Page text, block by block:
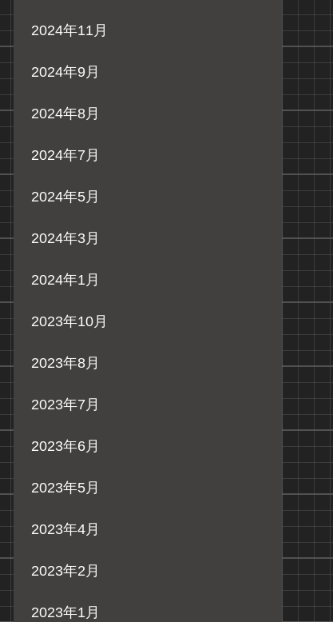
2024年11月
2024年9月
2024年8月
2024年7月
2024年5月
2024年3月
2024年1月
2023年10月
2023年8月
2023年7月
2023年6月
2023年5月
2023年4月
2023年2月
2023年1月